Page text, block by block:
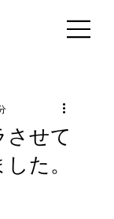
せて
た。